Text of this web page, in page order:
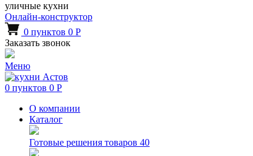
уличные кухни
Онлайн-конструктор
0 пунктов 0 Р
Заказать звонок
Меню
0 пунктов 0 Р
О компании
Каталог
Готовые решения товаров 40